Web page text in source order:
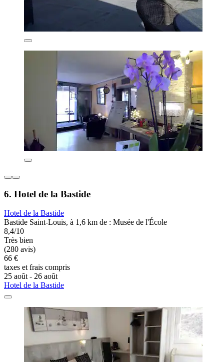
6. Hotel de la Bastide
Hotel de la Bastide
Bastide Saint-Louis, à 1,6 km de : Musée de l'École
8,4/10
Très bien
(280 avis)
66 €
taxes et frais compris
25 août - 26 août
Hotel de la Bastide